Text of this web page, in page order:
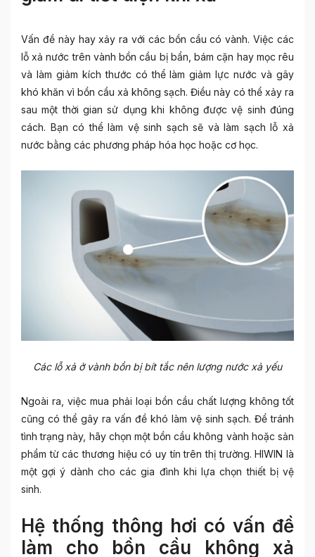
Vấn đề này hay xảy ra với các bồn cầu có vành. Việc các
lỗ xả nước trên vành bồn cầu bị bẩn, bám cặn hay mọc rêu
và làm giảm kích thước có thể làm giảm lực nước và gây
khó khăn vì bồn cầu xả không sạch. Điều này có thể xảy ra
sau một thời gian sử dụng khi không được vệ sinh đúng
cách. Bạn có thể làm vệ sinh sạch sẽ và làm sạch lỗ xả
nước bằng các phương pháp hóa học hoặc cơ học.
Các lỗ xả ở vành bồn bị bít tắc nên lượng nước xả yếu
Ngoài ra, việc mua phải loại bồn cầu chất lượng không tốt
cũng có thể gây ra vấn đề khó làm vệ sinh sạch. Để tránh
tình trạng này, hãy chọn một bồn cầu không vành hoặc sản
phẩm từ các thương hiệu có uy tín trên thị trường. HIWIN là
một gợi ý dành cho các gia đình khi lựa chọn thiết bị vệ
sinh.
Hệ thống thông hơi có vấn đề
làm cho bồn cầu không xả